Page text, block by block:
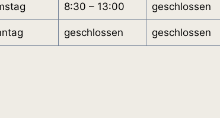
8:30 – 13:00 geschlossen
geschlossen geschlossen